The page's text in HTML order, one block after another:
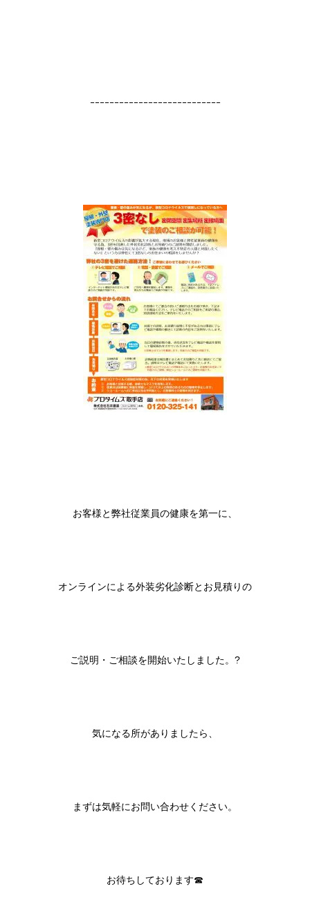
ｰｰｰｰｰｰｰｰｰｰｰｰｰｰｰｰｰｰｰｰｰｰｰｰｰｰｰ
お客様と弊社従業員の健康を第一に、
オンラインによる外装劣化診断とお見積りの
ご説明・ご相談を開始いたしました。?
気になる所がありましたら、
まずは気軽にお問い合わせください。
お待ちしております☎